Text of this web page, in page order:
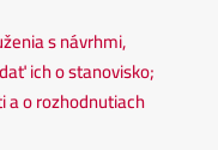
s návrhmi,
ich o stanovisko;
o rozhodnutiach